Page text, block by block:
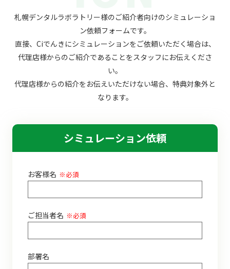
札幌デンタルラボラトリー様のご紹介者向けのシミュレーショ
ン依頼フォームです。
直接、Ciでんきにシミュレーションをご依頼いただく場合は、
代理店様からのご紹介であることをスタッフにお伝えくださ
い。
代理店様からの紹介をお伝えいただけない場合、特典対象外と
なります。
シミュレーション依頼
お客様名 ※必須
ご担当者名 ※必須
部署名